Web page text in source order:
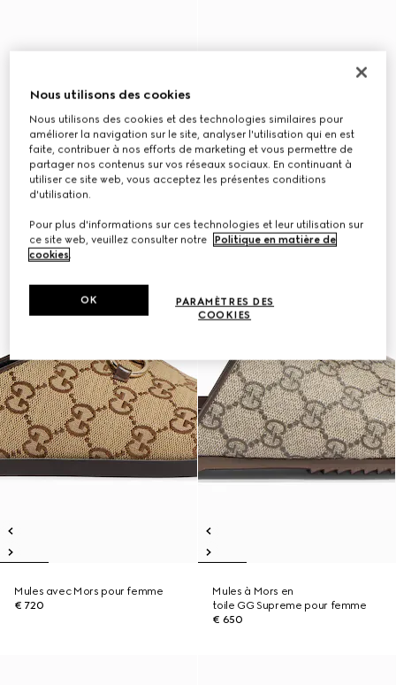
Mules avec Mors pour femme
€ 720
Mules à Mors en
toile GG Supreme pour femme
€ 650
Nous utilisons des cookies
Nous utilisons des cookies et des technologies similaires pour
améliorer la navigation sur le site, analyser l'utilisation qui en est
faite, contribuer à nos efforts de marketing et vous permettre de
partager nos contenus sur vos réseaux sociaux. En continuant à
utiliser ce site web, vous acceptez les présentes conditions
d'utilisation.
Pour plus d'informations sur ces technologies et leur utilisation sur
ce site web, veuillez consulter notre
Politique en matière de
cookies.
PARAMÈTRES DES
COOKIES
OK